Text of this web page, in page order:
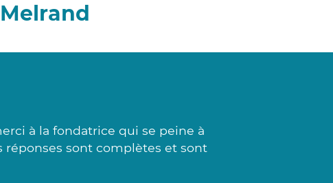
à la fondatrice qui se peine à
réponses sont complètes et sont